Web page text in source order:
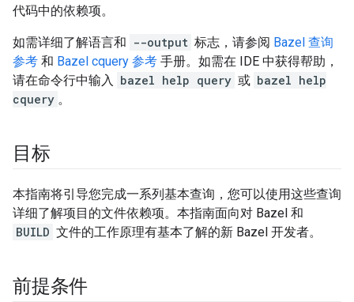
代码中的依赖项。
如需详细了解语言和 --output 标志，请参阅 Bazel 查询
参考 和 Bazel cquery 参考 手册。如需在 IDE 中获得帮助，
请在命令行中输入 bazel help query 或 bazel help
cquery 。
目标
本指南将引导您完成一系列基本查询，您可以使用这些查询
详细了解项目的文件依赖项。本指南面向对 Bazel 和
BUILD 文件的工作原理有基本了解的新 Bazel 开发者。
前提条件